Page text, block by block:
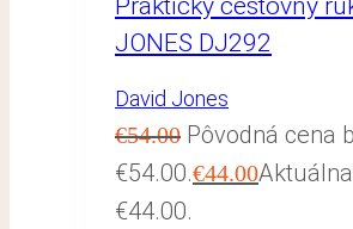
Praktický cestovný
JONES DJ292
David Jones
€54.00 Pôvodná cena
€54.00.€44.00
€44.00.